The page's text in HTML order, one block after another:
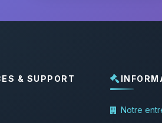
& SUPPORT
Notre